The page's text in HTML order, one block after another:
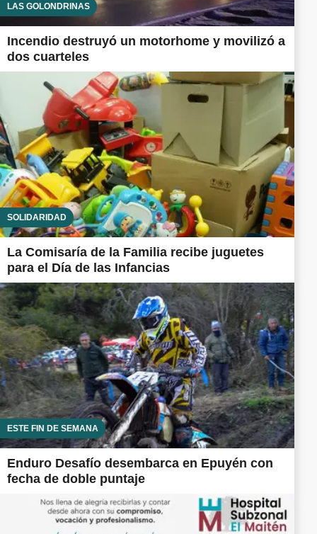
LAS GOLONDRINAS
Incendio destruyó un motorhome y movilizó a
dos cuarteles
SOLIDARIDAD
La Comisaría de la Familia recibe juguetes
para el Día de las Infancias
ESTE FIN DE SEMANA
Enduro Desafío desembarca en Epuyén con
fecha de doble puntaje